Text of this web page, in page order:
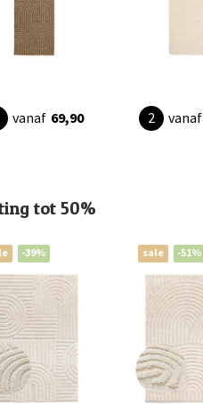
vanaf 69,90 vanaf
tot 50%
-39% sale -51%